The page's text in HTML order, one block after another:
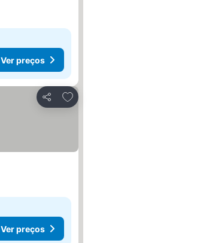
Ver preços
Partilhar
Adicionar aos favoritos
Ver preços